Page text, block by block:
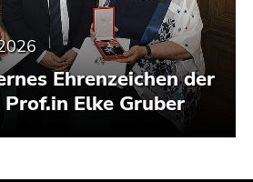
Ehrenzeichen der
Elke Gruber